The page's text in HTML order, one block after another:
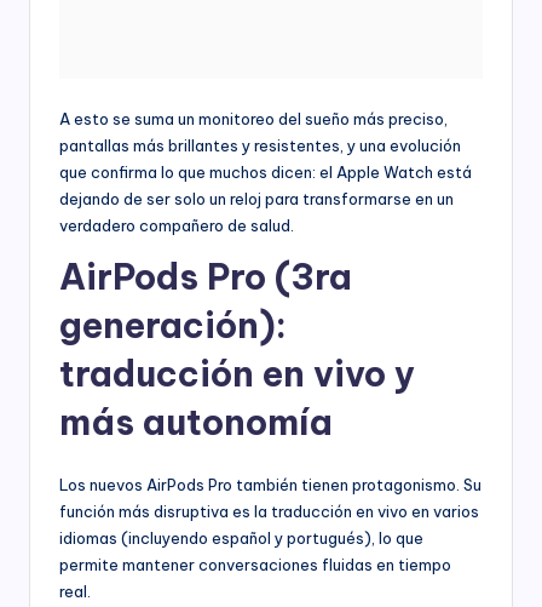
A esto se suma un monitoreo del sueño más preciso,
pantallas más brillantes y resistentes, y una evolución
que confirma lo que muchos dicen: el Apple Watch está
dejando de ser solo un reloj para transformarse en un
verdadero compañero de salud.
AirPods Pro (3ra
generación):
traducción en vivo y
más autonomía
Los nuevos AirPods Pro también tienen protagonismo. Su
función más disruptiva es la traducción en vivo en varios
idiomas (incluyendo español y portugués), lo que
permite mantener conversaciones fluidas en tiempo
real.